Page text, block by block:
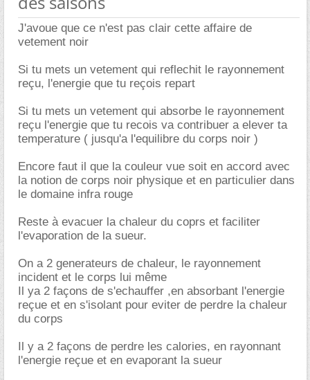
J'avoue que ce n'est pas clair cette affaire de
vetement noir
Si tu mets un vetement qui reflechit le rayonnement
reçu, l'energie que tu reçois repart
Si tu mets un vetement qui absorbe le rayonnement
reçu l'energie que tu recois va contribuer a elever ta
temperature ( jusqu'a l'equilibre du corps noir )
Encore faut il que la couleur vue soit en accord avec
la notion de corps noir physique et en particulier dans
le domaine infra rouge
Reste à evacuer la chaleur du coprs et faciliter
l'evaporation de la sueur.
On a 2 generateurs de chaleur, le rayonnement
incident et le corps lui même
Il ya 2 façons de s'echauffer ,en absorbant l'energie
reçue et en s'isolant pour eviter de perdre la chaleur
du corps
Il y a 2 façons de perdre les calories, en rayonnant
l'energie reçue et en evaporant la sueur